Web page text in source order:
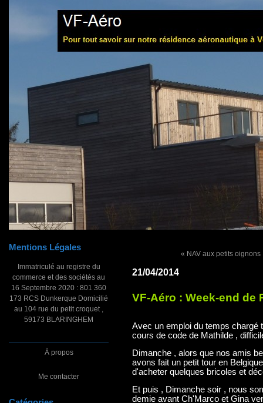
Mentions Légales
Immatriculé au registre du
commerce et des sociétés au
16 Septembre 2020 : 801 360
173 RCS Dunkerque Domicilié
au 104 rue du petit croquet ,
59173 BLARINGHEM
À propos
Me contacter
« NAV aux petits oignons
21/04/2014
VF-Aéro : Week-end de
Avec un emploi du temps chargé
cours de code de Mathilde ,
Dimanche , alors que nos amis
avons fait un petit tour en
d'acheter quelques bricoles et
Et puis , Dimanche soir , nous
demie avant Ch'Marco et Gina